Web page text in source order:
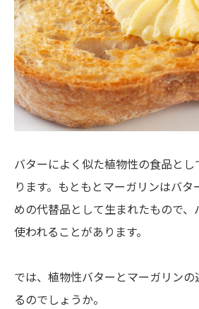
バターによく似た植物性の食品とし
ります。もともとマーガリンはバタ
めの代替品として生まれたもので、
使われることがあります。
では、植物性バターとマーガリンの
るのでしょうか。